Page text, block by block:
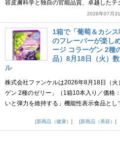
容皮膚科学と独自の官能品質、卓越した
2026年07月
1箱で「葡萄＆カシ
のフレーバーが楽し
ージ コラーゲン 2種
品）8月18日（火）
ル
株式会社ファンケルは2026年8月18日（
ゲン 2種のゼリー」（1箱10本入り／価格
いと弾力を維持する」機能性表示食品と
新商品（健康）
新商品（美容）